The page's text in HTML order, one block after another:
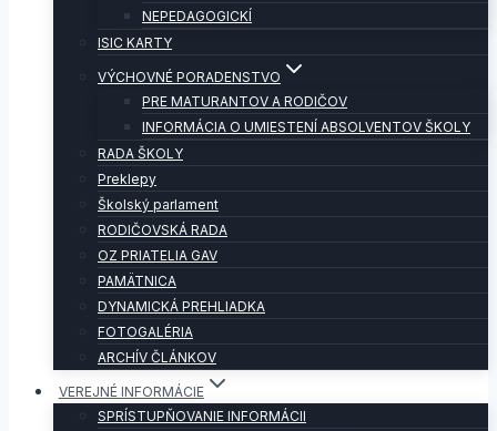
NEPEDAGOGICKÍ
ISIC KARTY
VÝCHOVNÉ PORADENSTVO
PRE MATURANTOV A RODIČOV
INFORMÁCIA O UMIESTENÍ ABSOLVENTOV ŠKOLY
RADA ŠKOLY
Preklepy
Školský parlament
RODIČOVSKÁ RADA
OZ PRIATELIA GAV
PAMÄTNICA
DYNAMICKÁ PREHLIADKA
FOTOGALÉRIA
ARCHÍV ČLÁNKOV
VEREJNÉ INFORMÁCIE
SPRÍSTUPŇOVANIE INFORMÁCII